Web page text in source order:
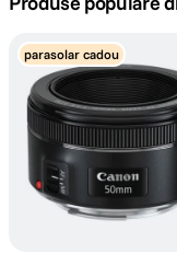
4.
5. canon sx740
6. lavaliera
7 .
dji mic mini
parasolar cadou